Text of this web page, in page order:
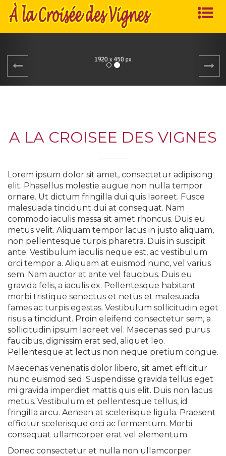
A LA CROISEE DES VIGNES
Lorem ipsum dolor sit amet, consectetur adipiscing
elit. Phasellus molestie augue non nulla tempor
ornare. Ut dictum fringilla dui quis laoreet. Fusce
malesuada tincidunt dui at consequat. Nam
commodo iaculis massa sit amet rhoncus. Duis eu
metus velit. Aliquam tempor lacus in justo aliquam,
non pellentesque turpis pharetra. Duis in suscipit
ante. Vestibulum iaculis neque est, ac vestibulum
orci tempor a. Aliquam at euismod nunc, vel varius
sem. Nam auctor at ante vel faucibus. Duis eu
gravida felis, a iaculis ex. Pellentesque habitant
morbi tristique senectus et netus et malesuada
fames ac turpis egestas. Vestibulum sollicitudin eget
risus a tincidunt. Proin eleifend consectetur sem, a
sollicitudin ipsum laoreet vel. Maecenas sed purus
faucibus, dignissim erat sed, aliquet leo.
Pellentesque at lectus non neque pretium congue.
Maecenas venenatis dolor libero, sit amet efficitur
nunc euismod sed. Suspendisse gravida tellus eget
mi gravida imperdiet mattis quis elit. Duis non lacus
metus. Vestibulum et pellentesque tellus, id
fringilla arcu. Aenean at scelerisque ligula. Praesent
efficitur scelerisque orci ac fermentum. Morbi
consequat ullamcorper erat vel elementum.
Donec consectetur et nulla non ullamcorper.